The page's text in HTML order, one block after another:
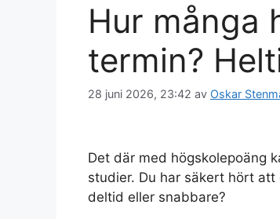
Hur många
termin?
28 juni 2026, 23:42 av Oskar
Det där med högskolepoäng
studier. Du har säkert hört
deltid eller snabbare?